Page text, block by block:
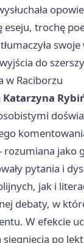
eseju, trochę
do
w Raciborzu
Katarzyna
rozumiana jako
pytania i
jak i
debaty, w
W efekcie
sięgnięcia po